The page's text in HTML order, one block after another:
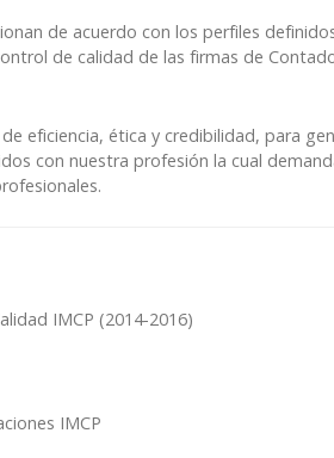
de acuerdo con los perfiles
de calidad de las firmas de
eficiencia, ética y credibilidad, para
con nuestra profesión la cual
IMCP (2014-2016)
IMCP